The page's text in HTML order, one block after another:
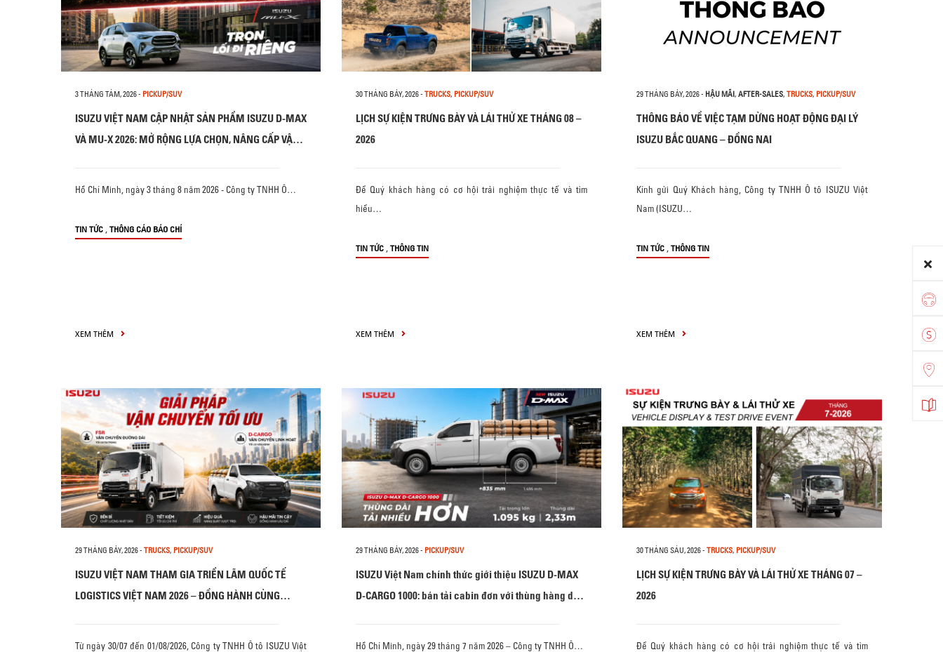
3 THÁNG TÁM, 2026- PICKUP/SUV
ISUZU VIỆT NAM CẬP NHẬT SẢN PHẨM ISUZU D-MAX
VÀ MU-X 2026: MỞ RỘNG LỰA CHỌN, NÂNG CẤP VẬN
Hồ Chí Minh, ngày 3 tháng 8 năm 2026 - Công ty TNHH Ô…
TIN TỨC , THÔNG CÁO BÁO CHÍ
XEM THÊM
30 THÁNG BẢY, 2026- TRUCKS, PICKUP/SUV
LỊCH SỰ KIỆN TRƯNG BÀY VÀ LÁI THỬ XE THÁNG 08 –
2026
Để Quý khách hàng có cơ hội trải nghiệm thực tế và tìm
hiểu…
TIN TỨC , THÔNG TIN
XEM THÊM
29 THÁNG BẢY, 2026- HẬU MÃI, AFTER-SALES, TRUCKS, PICKUP/SUV
THÔNG BÁO VỀ VIỆC TẠM DỪNG HOẠT ĐỘNG ĐẠI LÝ
ISUZU BẮC QUANG – ĐỒNG NAI
Kính gửi Quý Khách hàng, Công ty TNHH Ô tô ISUZU Việt
Nam (ISUZU…
TIN TỨC , THÔNG TIN
XEM THÊM
29 THÁNG BẢY, 2026- TRUCKS, PICKUP/SUV
ISUZU VIỆT NAM THAM GIA TRIỂN LÃM QUỐC TẾ
LOGISTICS VIỆT NAM 2026 – ĐỒNG HÀNH CÙNG
Từ ngày 30/07 đến 01/08/2026, Công ty TNHH Ô tô ISUZU Việt
29 THÁNG BẢY, 2026- PICKUP/SUV
ISUZU Việt Nam chính thức giới thiệu ISUZU D-MAX
D-CARGO 1000: bán tải cabin đơn với thùng hàng dài
Hồ Chí Minh, ngày 29 tháng 7 năm 2026 – Công ty TNHH Ô…
30 THÁNG SÁU, 2026- TRUCKS, PICKUP/SUV
LỊCH SỰ KIỆN TRƯNG BÀY VÀ LÁI THỬ XE THÁNG 07 –
2026
Để Quý khách hàng có cơ hội trải nghiệm thực tế và tìm